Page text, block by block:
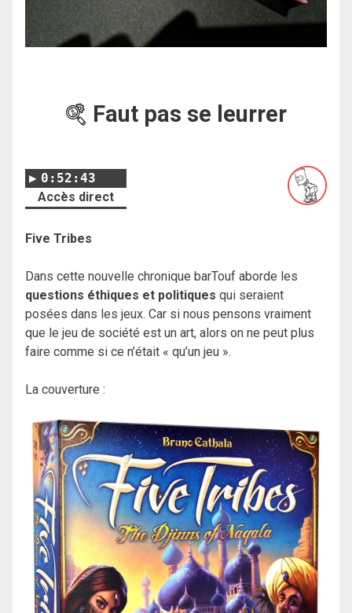
Faut pas se leurrer
0:52:43
Accès direct
Five Tribes
Dans cette nouvelle chronique barTouf aborde les
questions éthiques et politiques qui seraient
posées dans les jeux. Car si nous pensons vraiment
que le jeu de société est un art, alors on ne peut plus
faire comme si ce n’était « qu’un jeu ».
La couverture :